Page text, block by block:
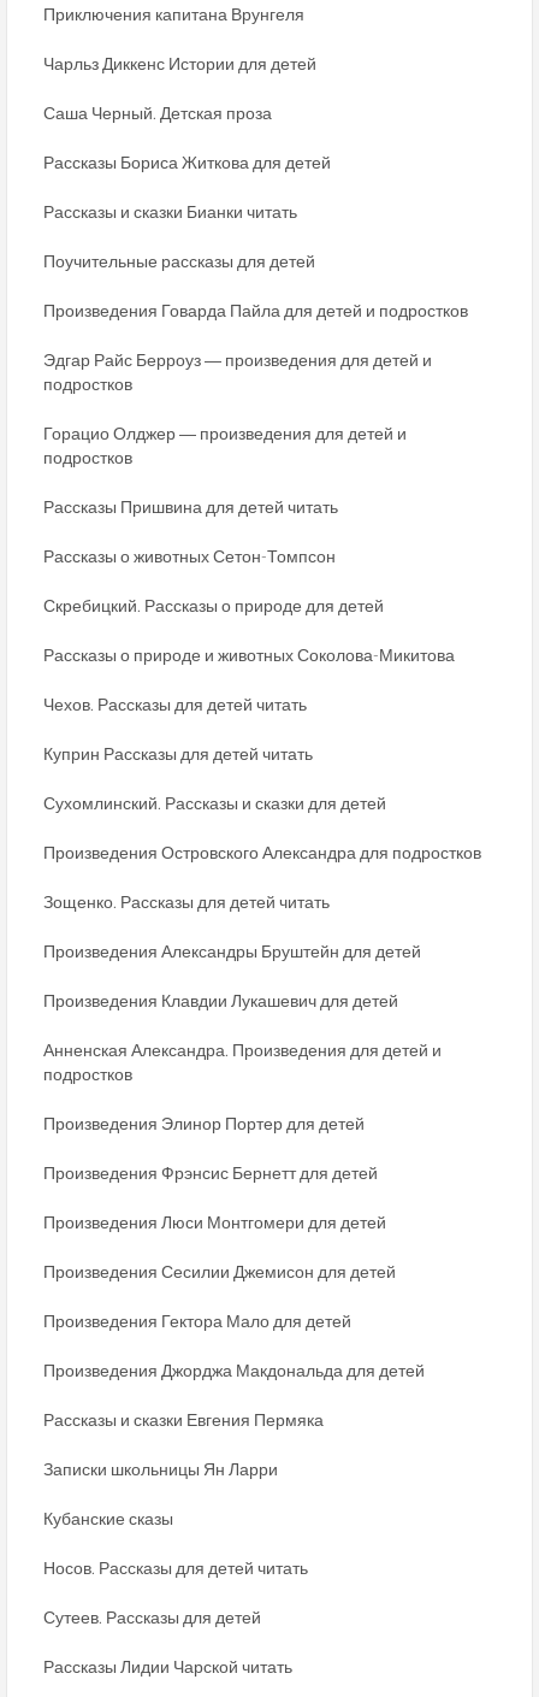
Приключения капитана Врунгеля
Чарльз Диккенс Истории для детей
Саша Черный. Детская проза
Рассказы Бориса Житкова для детей
Рассказы и сказки Бианки читать
Поучительные рассказы для детей
Произведения Говарда Пайла для детей и подростков
Эдгар Райс Берроуз ― произведения для детей и
подростков
Горацио Олджер ― произведения для детей и
подростков
Рассказы Пришвина для детей читать
Рассказы о животных Сетон-Томпсон
Скребицкий. Рассказы о природе для детей
Рассказы о природе и животных Соколова-Микитова
Чехов. Рассказы для детей читать
Куприн Рассказы для детей читать
Сухомлинский. Рассказы и сказки для детей
Произведения Островского Александра для подростков
Зощенко. Рассказы для детей читать
Произведения Александры Бруштейн для детей
Произведения Клавдии Лукашевич для детей
Анненская Александра. Произведения для детей и
подростков
Произведения Элинор Портер для детей
Произведения Фрэнсис Бернетт для детей
Произведения Люси Монтгомери для детей
Произведения Сесилии Джемисон для детей
Произведения Гектора Мало для детей
Произведения Джорджа Макдональда для детей
Рассказы и сказки Евгения Пермяка
Записки школьницы Ян Ларри
Кубанские сказы
Носов. Рассказы для детей читать
Сутеев. Рассказы для детей
Рассказы Лидии Чарской читать